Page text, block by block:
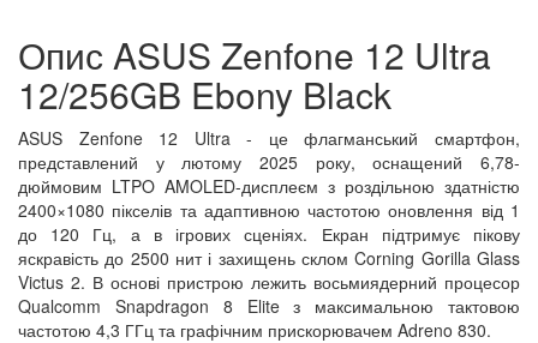
Опис ASUS Zenfone 12 Ultra
12/256GB Ebony Black
ASUS Zenfone 12 Ultra - це флагманський смартфон,
представлений у лютому 2025 року, оснащений 6,78-
дюймовим LTPO AMOLED-дисплеєм з роздільною здатністю
2400×1080 пікселів та адаптивною частотою оновлення від 1
до 120 Гц, а в ігрових сценіях. Екран підтримує пікову
яскравість до 2500 нит і захищень склом Corning Gorilla Glass
Victus 2. В основі пристрою лежить восьмиядерний процесор
Qualcomm Snapdragon 8 Elite з максимальною тактовою
частотою 4,3 ГГц та графічним прискорювачем Adreno 830.